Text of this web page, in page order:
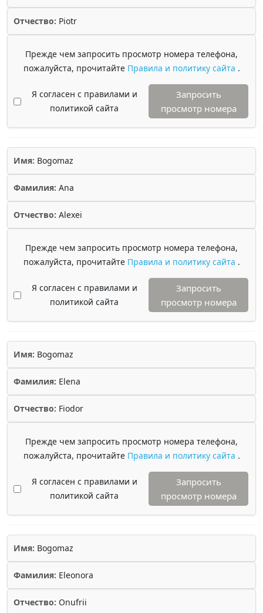
Отчество: Piotr
Прежде чем запросить просмотр номера телефона,
пожалуйста, прочитайте Правила и политику сайта .
Я согласен с правилами и
политикой сайта
Запросить
просмотр номера
Имя: Bogomaz
Фамилия: Ana
Отчество: Alexei
Прежде чем запросить просмотр номера телефона,
пожалуйста, прочитайте Правила и политику сайта .
Я согласен с правилами и
политикой сайта
Запросить
просмотр номера
Имя: Bogomaz
Фамилия: Elena
Отчество: Fiodor
Прежде чем запросить просмотр номера телефона,
пожалуйста, прочитайте Правила и политику сайта .
Я согласен с правилами и
политикой сайта
Запросить
просмотр номера
Имя: Bogomaz
Фамилия: Eleonora
Отчество: Onufrii